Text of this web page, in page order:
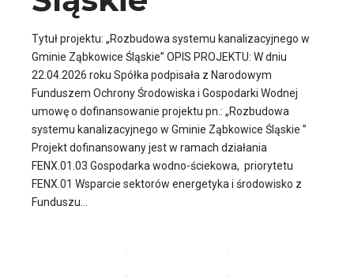
Tytuł projektu: „Rozbudowa systemu kanalizacyjnego w
Gminie Ząbkowice Śląskie” OPIS PROJEKTU: W dniu
22.04.2026 roku Spółka podpisała z Narodowym
Funduszem Ochrony Środowiska i Gospodarki Wodnej
umowę o dofinansowanie projektu pn.: „Rozbudowa
systemu kanalizacyjnego w Gminie Ząbkowice Śląskie ”
Projekt dofinansowany jest w ramach działania
FENX.01.03 Gospodarka wodno-ściekowa, priorytetu
FENX.01 Wsparcie sektorów energetyka i środowisko z
Funduszu...